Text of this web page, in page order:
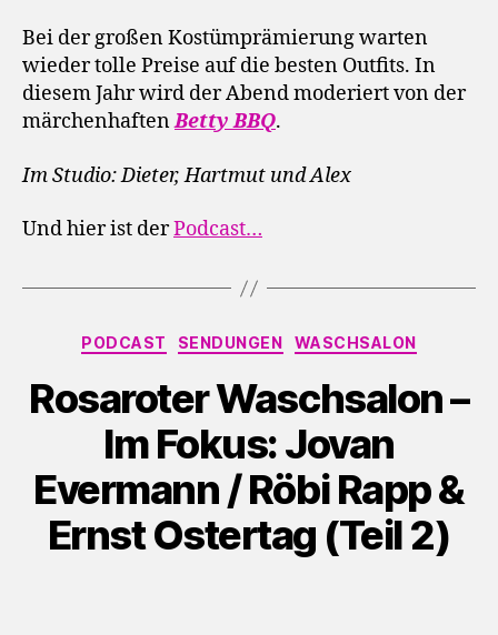
Bei der großen Kostümprämierung warten
wieder tolle Preise auf die besten Outfits. In
diesem Jahr wird der Abend moderiert von der
märchenhaftenBetty BBQ.
Im Studio: Dieter, Hartmut und Alex
Und hier ist derPodcast…
Kategorien
PODCAST SENDUNGEN WASCHSALON
Rosaroter Waschsalon –
Im Fokus: Jovan
Evermann / Röbi Rapp &
Ernst Ostertag (Teil 2)